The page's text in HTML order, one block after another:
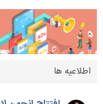
اطلاعیه ها